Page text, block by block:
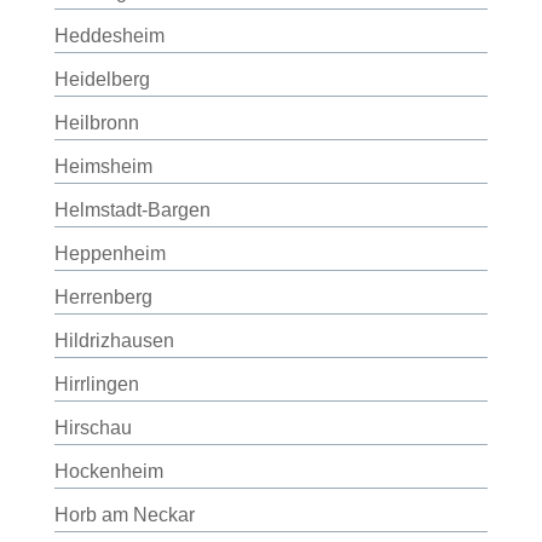
Heddesheim
Heidelberg
Heilbronn
Heimsheim
Helmstadt-Bargen
Heppenheim
Herrenberg
Hildrizhausen
Hirrlingen
Hirschau
Hockenheim
Horb am Neckar